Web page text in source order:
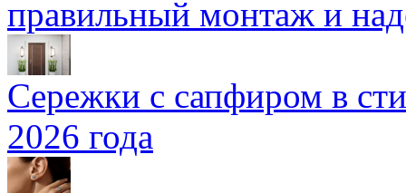
правильный монтаж и
Сережки с сапфиром в
2026 года